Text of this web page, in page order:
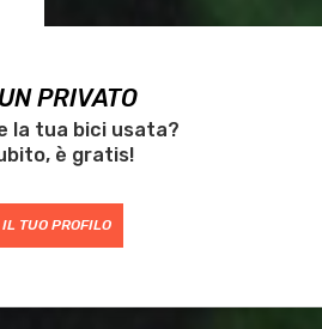
PRIVATO
la tua bici usata?
è gratis!
TUO PROFILO